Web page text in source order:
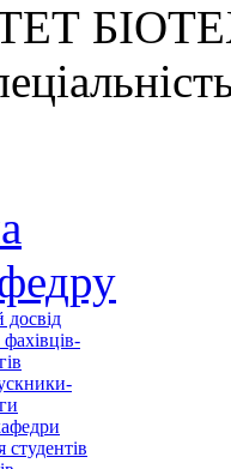
досвід
студентів